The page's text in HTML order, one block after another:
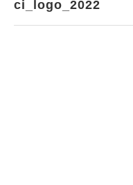
ci_logo_2022